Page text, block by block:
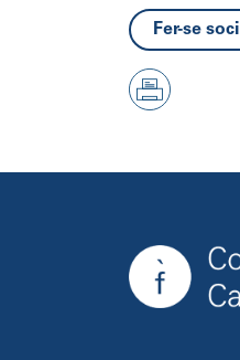
Fer-se soci